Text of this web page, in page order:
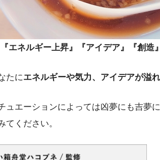
『エネルギー上昇』『アイデア』『創造』
たにエネルギーや気力、アイデアが溢
ュエーションによっては凶夢にも吉夢
てください。